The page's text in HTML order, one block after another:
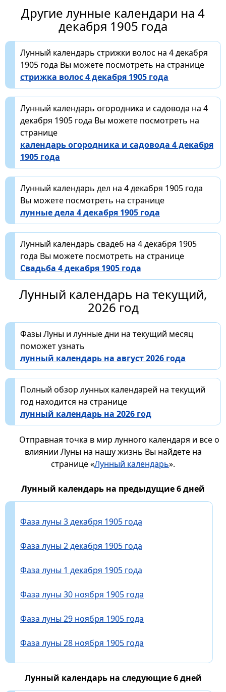
Другие лунные календари на 4
декабря 1905 года
Лунный календарь стрижки волос на 4 декабря
1905 года Вы можете посмотреть на странице
стрижка волос 4 декабря 1905 года
Лунный календарь огородника и садовода на 4
декабря 1905 года Вы можете посмотреть на
странице
календарь огородника и садовода 4 декабря
1905 года
Лунный календарь дел на 4 декабря 1905 года
Вы можете посмотреть на странице
лунные дела 4 декабря 1905 года
Лунный календарь свадеб на 4 декабря 1905
года Вы можете посмотреть на странице
Свадьба 4 декабря 1905 года
Лунный календарь на текущий,
2026 год
Фазы Луны и лунные дни на текущий месяц
поможет узнать
лунный календарь на август 2026 года
Полный обзор лунных календарей на текущий
год находится на странице
лунный календарь на 2026 год
Отправная точка в мир лунного календаря и все о
влиянии Луны на нашу жизнь Вы найдете на
странице «Лунный календарь».
Лунный календарь на предыдущие 6 дней
Фаза луны 3 декабря 1905 года
Фаза луны 2 декабря 1905 года
Фаза луны 1 декабря 1905 года
Фаза луны 30 ноября 1905 года
Фаза луны 29 ноября 1905 года
Фаза луны 28 ноября 1905 года
Лунный календарь на следующие 6 дней